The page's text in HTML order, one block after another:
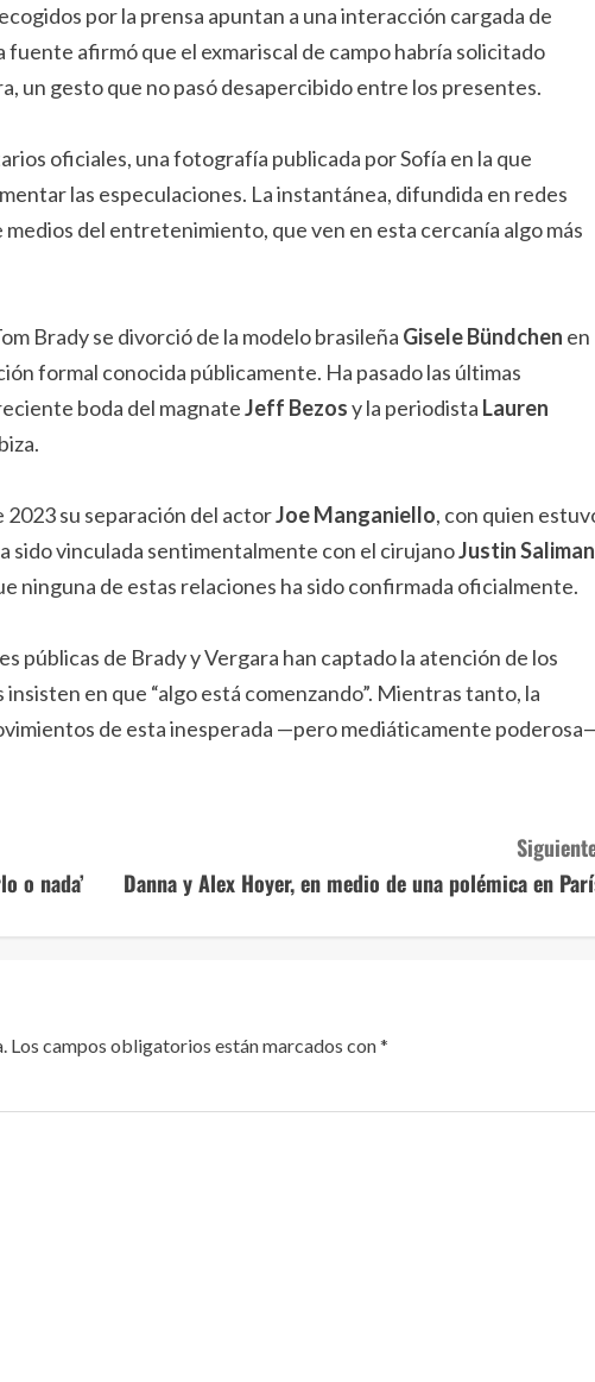
por la prensa apuntan a una interacción cargada de
afirmó que el exmariscal de campo habría solicitado
un gesto que no pasó desapercibido entre los presentes.
oficiales, una fotografía publicada por Sofía en la que
las especulaciones. La instantánea, difundida en redes
del entretenimiento, que ven en esta cercanía algo más
Brady se divorció de la modelo brasileña Gisele Bündchen en
formal conocida públicamente. Ha pasado las últimas
boda del magnateJeff Bezosy la periodista Lauren
2023 su separación del actorJoe Manganiello, con quien
sido vinculada sentimentalmente con el cirujanoJustin Saliman
ninguna de estas relaciones ha sido confirmada oficialmente.
públicas de Brady y Vergara han captado la atención de los
en que “algo está comenzando”. Mientras tanto, la
de esta inesperada —pero mediáticamente
o nada’
Danna y Alex Hoyer, en medio de una polémica en
Los campos obligatorios están marcados con*